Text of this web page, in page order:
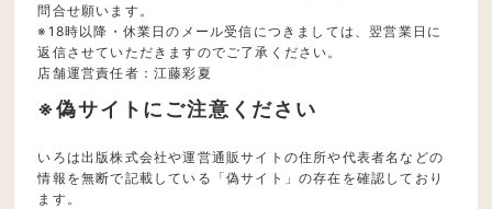
問合せ願います。
※18時以降・休業日のメール受信につきましては、翌営業日に
返信させていただきますのでご了承ください。
店舗運営責任者：江藤彩夏
※偽サイトにご注意ください
いろは出版株式会社や運営通販サイトの住所や代表者名などの
情報を無断で記載している「偽サイト」の存在を確認しており
ます。